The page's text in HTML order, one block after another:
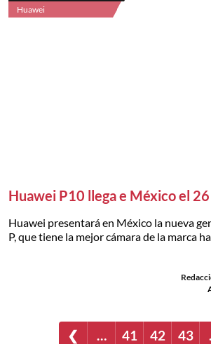
Huawei
Huawei P10 llega e México el
Huawei presentará en México la nueva
P, que tiene la mejor cámara de la marca
❮ … 41 42 43